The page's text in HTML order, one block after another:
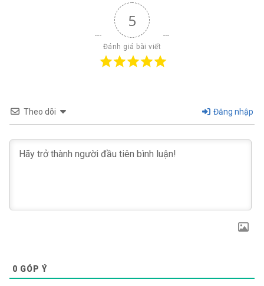
5
Đánh giá bài viết
Theo dõi Đăng nhập
0 GÓP Ý